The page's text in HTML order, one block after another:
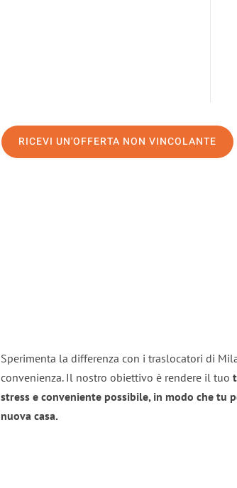
RICEVI UN'OFFERTA NON VINCOLANTE
Sperimenta la differenza con i traslocatori di
convenienza. Il nostro obiettivo è rendere il tuo
stress e conveniente possibile, in modo che tu
nuova casa.